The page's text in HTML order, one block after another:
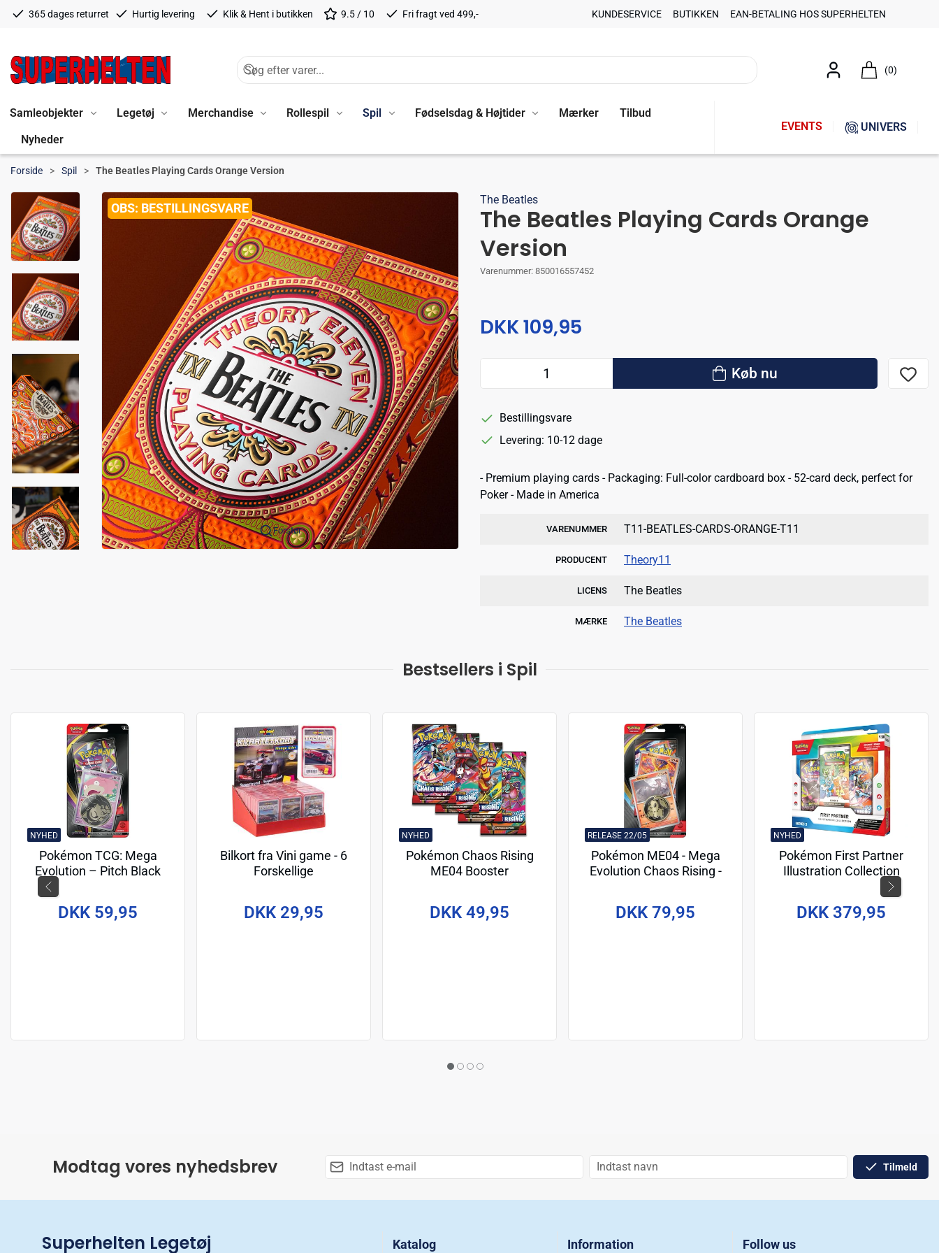
365 dages returret Hurtig levering Klik & Hent i butikken 9.5 / 10 Fri fragt ved 499,- KUNDESERVICE BUTIKKEN EAN-BETALING HOS SUPERHELTEN
(0)
Samleobjekter Legetøj Merchandise Rollespil Spil Fødselsdag & Højtider Mærker
Tilbud
Nyheder
EVENTS UNIVERS
Forside Spil The Beatles Playing Cards Orange Version
BESTILLINGSVARE
Forstør
The Beatles
The Beatles Playing Cards Orange
Version
Varenummer: 850016557452
DKK 109,95
Køb nu
Bestillingsvare
Levering: 10-12 dage
- Premium playing cards - Packaging: Full-color cardboard box - 52-card deck, perfect for
Poker - Made in America
VARENUMMER T11-BEATLES-CARDS-ORANGE-T11
PRODUCENT Theory11
LICENS The Beatles
MÆRKE The Beatles
Bestsellers i Spil
NYHED
Pokémon TCG: Mega
Evolution – Pitch Black
(ME05) Checklane Blister
DKK 59,95
Bilkort fra Vini game - 6
Forskellige
DKK 29,95
NYHED
Pokémon Chaos Rising
ME04 Booster
DKK 49,95
RELEASE 22/05
Pokémon ME04 - Mega
Evolution Chaos Rising -
DKK 79,95
NYHED
Pokémon First Partner
Illustration Collection
DKK 379,95
Modtag vores nyhedsbrev Tilmeld
Superhelten Legetøj Katalog Information Follow us